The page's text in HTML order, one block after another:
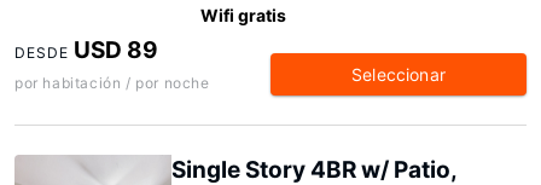
Wifi gratis
DESDE USD 89
por habitación / por noche Seleccionar
Single Story 4BR w/ Patio,